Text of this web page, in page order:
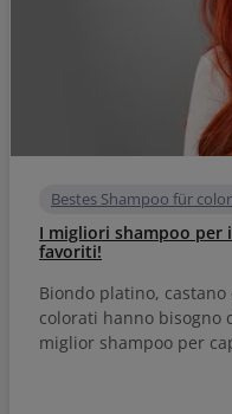
Bestes Shampoo für
I migliori shampoo
favoriti!
Biondo platino,
colorati hanno bisogno
miglior shampoo per